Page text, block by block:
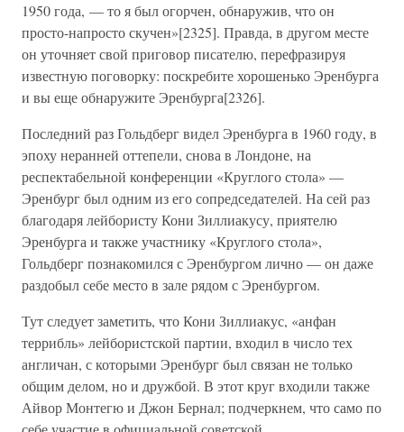
1950 года, — то я был огорчен, обнаружив, что он
просто-напросто скучен»[2325]. Правда, в другом месте
он уточняет свой приговор писателю, перефразируя
известную поговорку: поскребите хорошенько Эренбурга
и вы еще обнаружите Эренбурга[2326].
Последний раз Гольдберг видел Эренбурга в 1960 году, в
эпоху неранней оттепели, снова в Лондоне, на
респектабельной конференции «Круглого стола» —
Эренбург был одним из его сопредседателей. На сей раз
благодаря лейбористу Кони Зиллиакусу, приятелю
Эренбурга и также участнику «Круглого стола»,
Гольдберг познакомился с Эренбургом лично — он даже
раздобыл себе место в зале рядом с Эренбургом.
Тут следует заметить, что Кони Зиллиакус, «анфан
террибль» лейбористской партии, входил в число тех
англичан, с которыми Эренбург был связан не только
общим делом, но и дружбой. В этот круг входили также
Айвор Монтегю и Джон Бернал; подчеркнем, что само по